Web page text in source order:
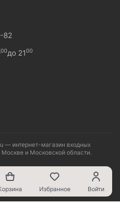
82
00до 2100
— интернет-магазин входных
Москве и Московской области.
Избранное Войти